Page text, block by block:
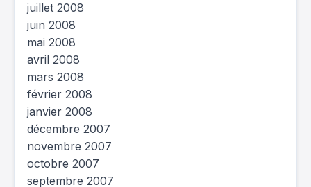
juillet 2008
juin 2008
mai 2008
avril 2008
mars 2008
février 2008
janvier 2008
décembre 2007
novembre 2007
octobre 2007
septembre 2007